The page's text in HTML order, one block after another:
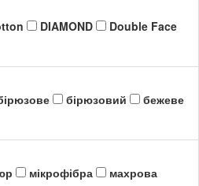
DIAMOND
Double Face
бірюзовий
бежеве
мікрофібра
махрова